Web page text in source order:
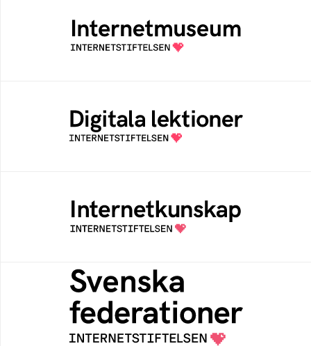
Ett digitalt museum som byggts, och kureras
av Internetstiftelsen
Öppen digital lärresurs med färdiga lektioner
för alla stadier i grundskolan
Samlad kunskap som hjälper dig att bli en
säker och medveten internetanvändare
Svenska federationer
Grunden för medlemskap i en sektors- eller
kontextspecifik federation